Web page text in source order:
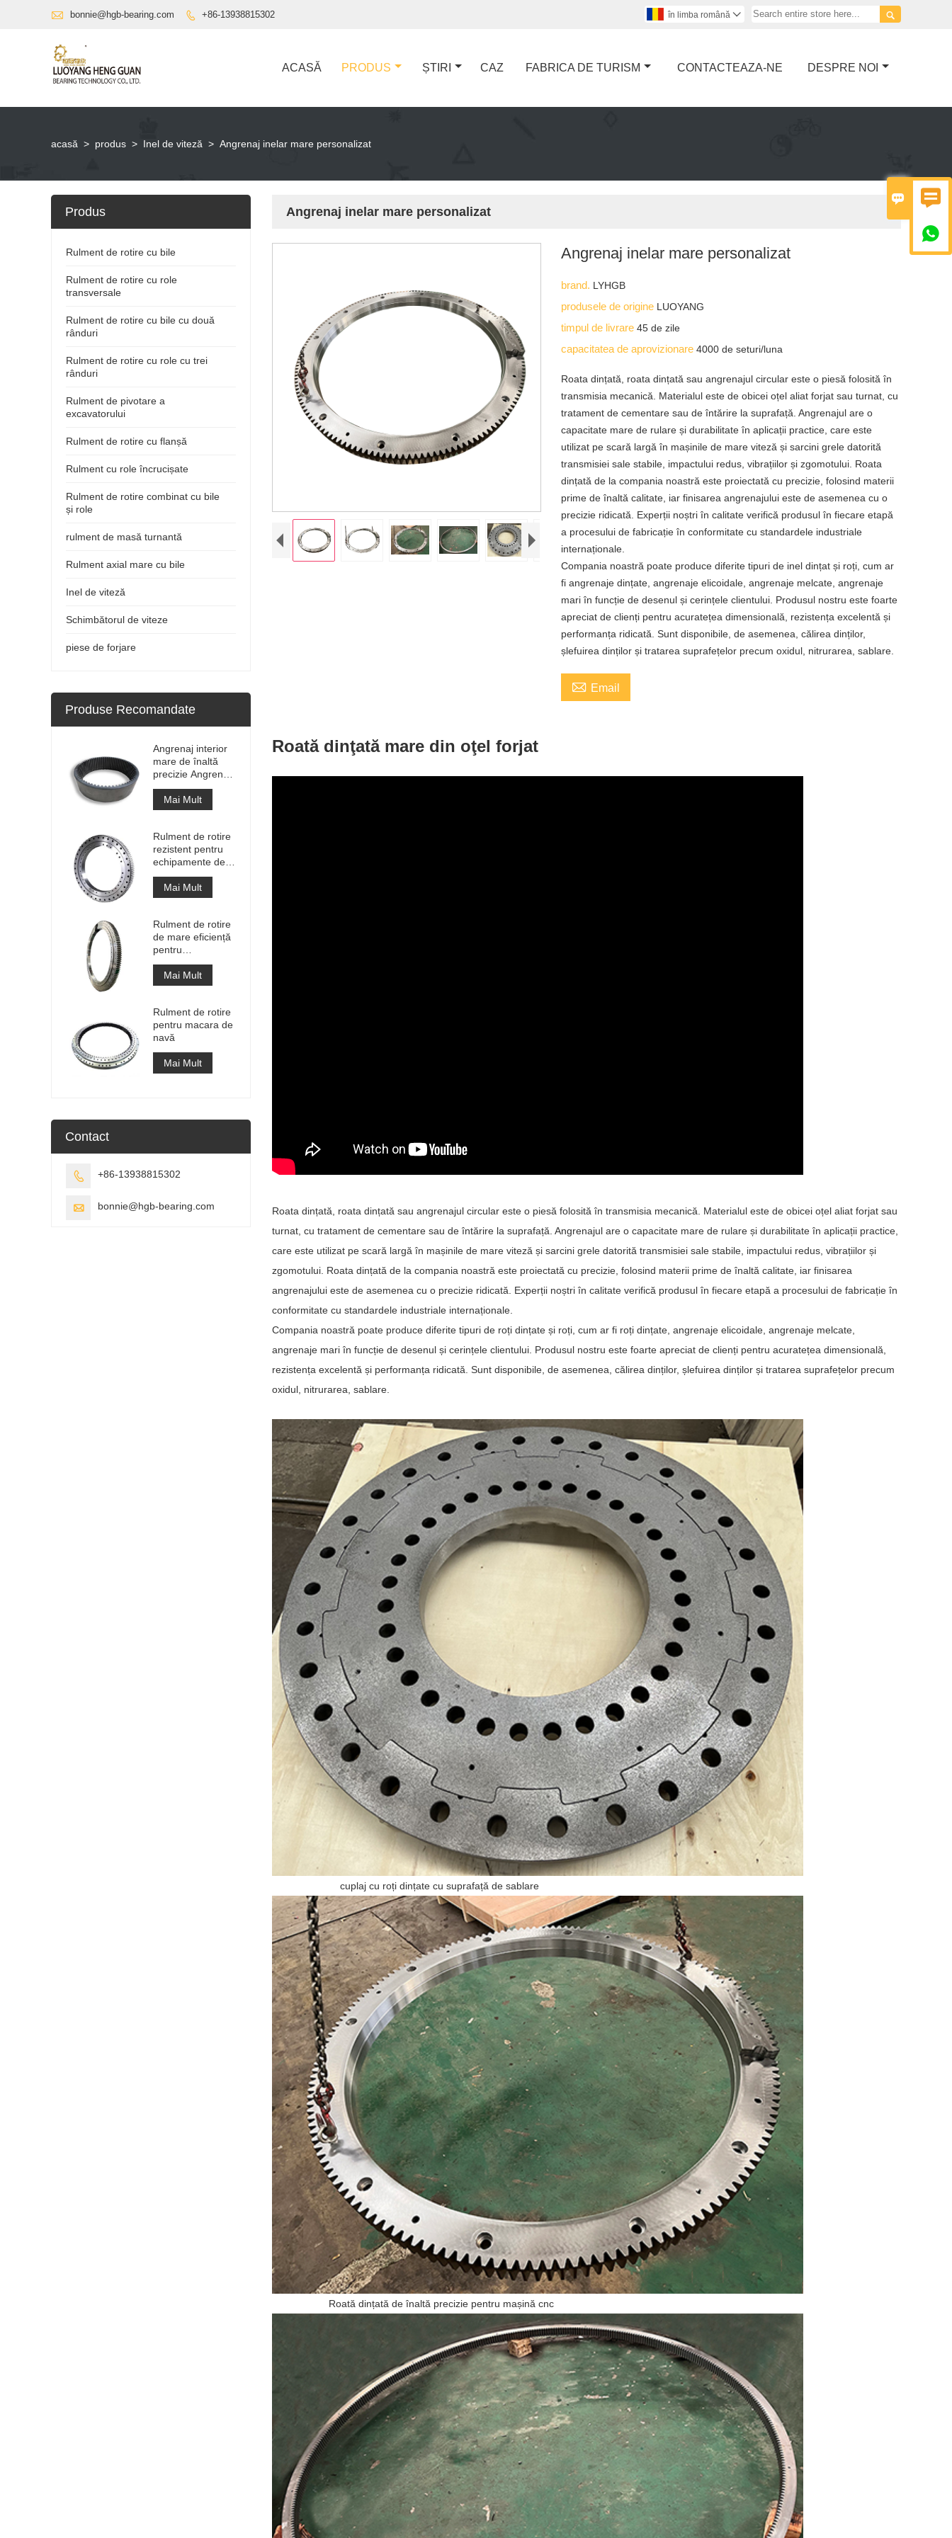
 

 bonnie@hgb-bearing.com  +86-13938815302 
în limba română 
ACASĂ PRODUS ȘTIRI CAZ FABRICA DE TURISM CONTACTEAZA-NE DESPRE NOI
acasă > produs > Inel de viteză > Angrenaj inelar mare personalizat
Angrenaj inelar mare personalizat
Angrenaj inelar mare personalizat
brand. LYHGB
produsele de origine LUOYANG
timpul de livrare45 de zile
capacitatea de aprovizionare4000 de seturi/luna
Roata dințată, roata dințată sau angrenajul circular este o piesă folosită în
transmisia mecanică. Materialul este de obicei oțel aliat forjat sau turnat, cu
tratament de cementare sau de întărire la suprafață. Angrenajul are o
capacitate mare de rulare și durabilitate în aplicații practice, care este
utilizat pe scară largă în mașinile de mare viteză și sarcini grele datorită
transmisiei sale stabile, impactului redus, vibrațiilor și zgomotului. Roata
dințată de la compania noastră este proiectată cu precizie, folosind materii
prime de înaltă calitate, iar finisarea angrenajului este de asemenea cu o
precizie ridicată. Experții noștri în calitate verifică produsul în fiecare etapă
a procesului de fabricație în conformitate cu standardele industriale
internaționale.
Compania noastră poate produce diferite tipuri de inel dințat și roți, cum ar
fi angrenaje dințate, angrenaje elicoidale, angrenaje melcate, angrenaje
mari în funcție de desenul și cerințele clientului. Produsul nostru este foarte
apreciat de clienți pentru acuratețea dimensională, rezistența excelentă și
performanța ridicată. Sunt disponibile, de asemenea, călirea dinților,
șlefuirea dinților și tratarea suprafețelor precum oxidul, nitrurarea, sablare.
 Email
Roată dinţată mare din oţel forjat
Roata dințată, roata dințată sau angrenajul circular este o piesă folosită în transmisia mecanică. Materialul este de obicei oțel aliat forjat sau
turnat, cu tratament de cementare sau de întărire la suprafață. Angrenajul are o capacitate mare de rulare și durabilitate în aplicații practice,
care este utilizat pe scară largă în mașinile de mare viteză și sarcini grele datorită transmisiei sale stabile, impactului redus, vibrațiilor și
zgomotului. Roata dințată de la compania noastră este proiectată cu precizie, folosind materii prime de înaltă calitate, iar finisarea
angrenajului este de asemenea cu o precizie ridicată. Experții noștri în calitate verifică produsul în fiecare etapă a procesului de fabricație în
conformitate cu standardele industriale internaționale.
Compania noastră poate produce diferite tipuri de roți dințate și roți, cum ar fi roți dințate, angrenaje elicoidale, angrenaje melcate,
angrenaje mari în funcție de desenul și cerințele clientului. Produsul nostru este foarte apreciat de clienți pentru acuratețea dimensională,
rezistența excelentă și performanța ridicată. Sunt disponibile, de asemenea, călirea dinților, șlefuirea dinților și tratarea suprafețelor precum
oxidul, nitrurarea, sablare.
cuplaj cu roți dințate cu suprafață de sablare
Roată dințată de înaltă precizie pentru mașină cnc
Produs
Rulment de rotire cu bile
Rulment de rotire cu role
transversale
Rulment de rotire cu bile cu două
rânduri
Rulment de rotire cu role cu trei
rânduri
Rulment de pivotare a
excavatorului
Rulment de rotire cu flanșă
Rulment cu role încrucișate
Rulment de rotire combinat cu bile
și role
rulment de masă turnantă
Rulment axial mare cu bile
Inel de viteză
Schimbătorul de viteze
piese de forjare
Produse Recomandate
Angrenaj interior
mare de înaltă
precizie Angrenaj
de circumferință
din metal cilindru
cu tratament de
Mai Mult
Rulment de rotire
rezistent pentru
echipamente de
macara portuară
Mai Mult
Rulment de rotire
de mare eficiență
pentru
recuperatorul de
stivuitoare
Mai Mult
Rulment de rotire
pentru macara de
navă
Mai Mult
Contact
 +86-13938815302
 bonnie@hgb-bearing.com